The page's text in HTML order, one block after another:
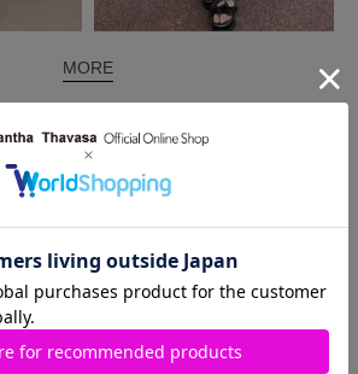
MORE
品を使った コーディネート